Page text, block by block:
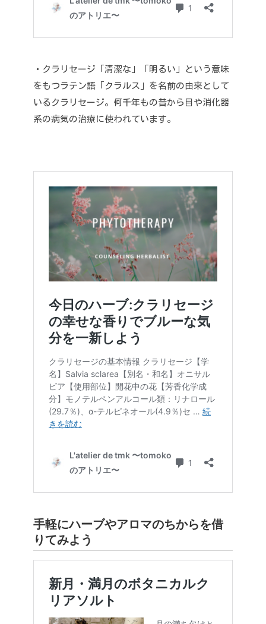
・クラリセージ 「清潔な」「明るい」という意味
をもつラテン語「クラルス」を名前の由来として
いるクラリセージ。 何千年もの昔から目や消化器
系の病気の治療に使われています。
手軽にハーブやアロマのちからを借
りてみよう